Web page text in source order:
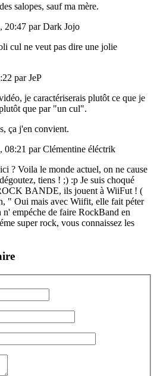
salopes, sauf ma mère.
20:47 par Dark Jojo
cul ne veut pas dire une jolie
par JeP
je caractériserais plutôt ce que je
que par "un cul".
ça j'en convient.
par Clémentine éléctrik
? Voila le monde actuel, on ne cause
tiens ! ;) :p Je suis choqué
BANDE, ils jouent à WiiFut ! (
" Oui mais avec Wiifit, elle fait péter
empéche de faire RockBand en
super rock, vous connaissez les